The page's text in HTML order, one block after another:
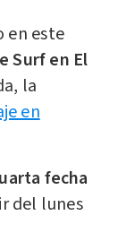
en este
Surf en El
la
en
fecha
del lunes